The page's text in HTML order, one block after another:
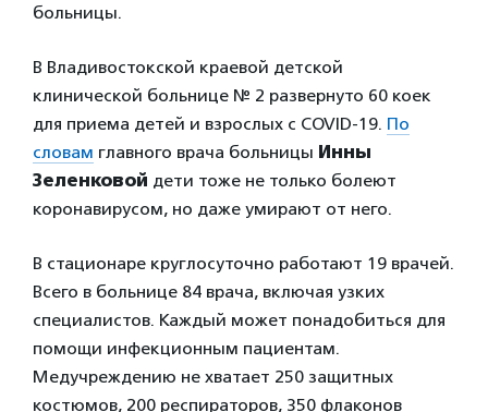
больницы.
В Владивостокской краевой детской
клинической больнице № 2 развернуто 60 коек
для приема детей и взрослых с COVID-19. По
словам главного врача больницы Инны
Зеленковой дети тоже не только болеют
коронавирусом, но даже умирают от него.
В стационаре круглосуточно работают 19 врачей.
Всего в больнице 84 врача, включая узких
специалистов. Каждый может понадобиться для
помощи инфекционным пациентам.
Медучреждению не хватает 250 защитных
костюмов, 200 респираторов, 350 флаконов